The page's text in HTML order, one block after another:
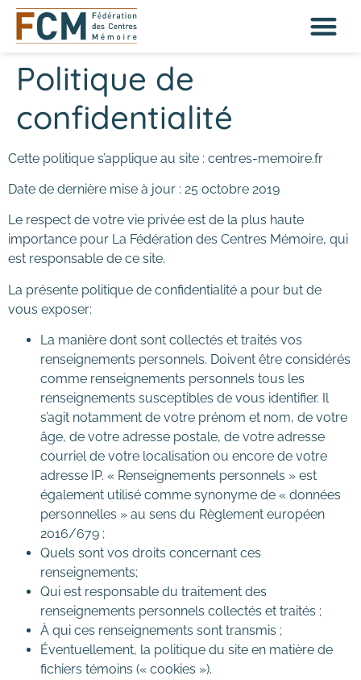
Politique de
confidentialité
Cette politique s’applique au site : centres-memoire.fr
Date de dernière mise à jour : 25 octobre 2019
Le respect de votre vie privée est de la plus haute
importance pour La Fédération des Centres Mémoire, qui
est responsable de ce site.
La présente politique de confidentialité a pour but de
vous exposer:
La manière dont sont collectés et traités vos
renseignements personnels. Doivent être considérés
comme renseignements personnels tous les
renseignements susceptibles de vous identifier. Il
s’agit notamment de votre prénom et nom, de votre
âge, de votre adresse postale, de votre adresse
courriel de votre localisation ou encore de votre
adresse IP. « Renseignements personnels » est
également utilisé comme synonyme de « données
personnelles » au sens du Règlement européen
2016/679 ;
Quels sont vos droits concernant ces
renseignements;
Qui est responsable du traitement des
renseignements personnels collectés et traités ;
À qui ces renseignements sont transmis ;
Éventuellement, la politique du site en matière de
fichiers témoins (« cookies »).